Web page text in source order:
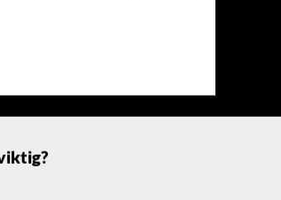
För golfare som söker mer
13 399kr